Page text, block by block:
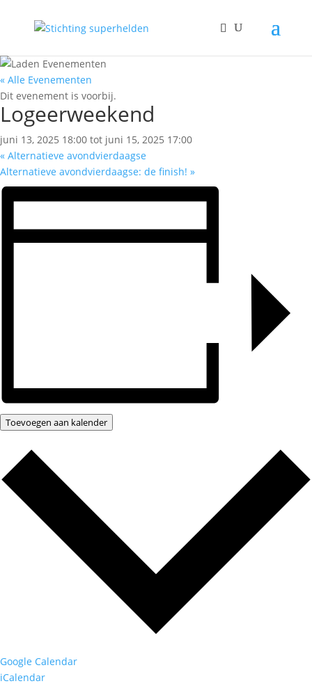
« Alle Evenementen
Dit evenement is voorbij.
Logeerweekend
juni 13, 2025 18:00 tot juni 15, 2025 17:00
« Alternatieve avondvierdaagse
Alternatieve avondvierdaagse: de finish! »
Toevoegen aan kalender
Google Calendar
iCalendar